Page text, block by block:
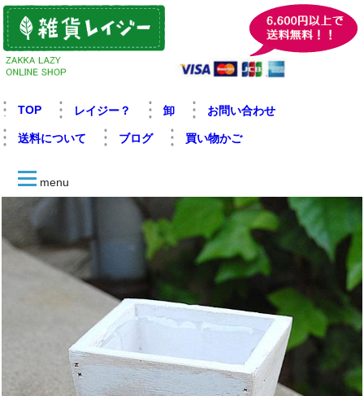
TOP レイジー？ 卸 お問い合わせ
送料について ブログ 買い物かご
menu